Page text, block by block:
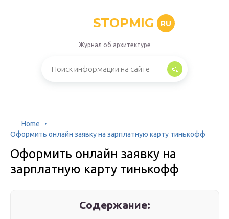
STOPMIG RU
Журнал об архитектуре
Home
Оформить онлайн заявку на зарплатную карту тинькофф
Оформить онлайн заявку на
зарплатную карту тинькофф
Содержание: